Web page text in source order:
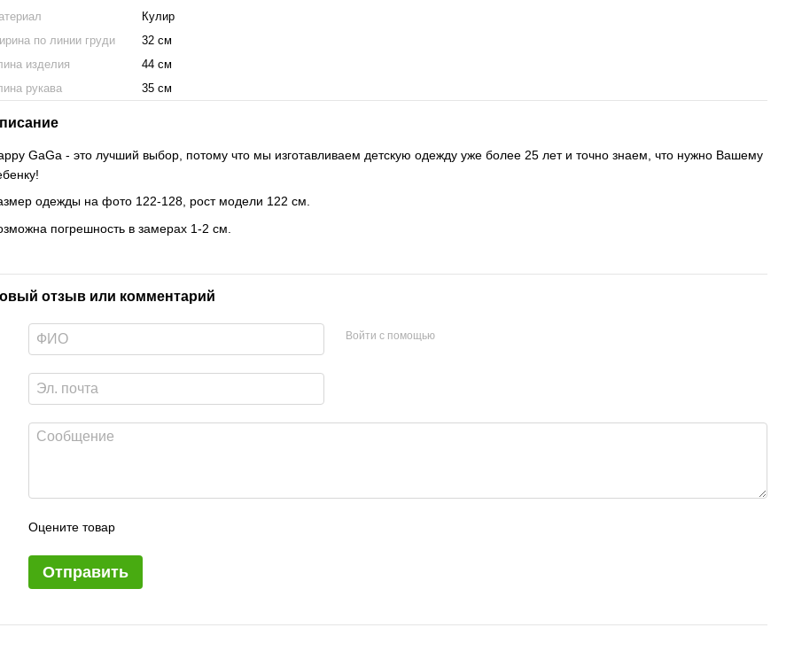
Кулир
по линии груди
32 см
изделия
44 см
рукава
35 см
GaGa - это лучший выбор, потому что мы изготавливаем детскую одежду уже более 25 лет и точно знаем, что нужно Вашему
одежды на фото 122-128, рост модели 122 см.
погрешность в замерах 1-2 см.
отзыв или комментарий
Войти с помощью
Оцените товар
Отправить